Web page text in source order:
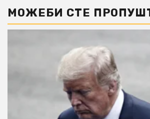
МОЖЕБИ СТЕ